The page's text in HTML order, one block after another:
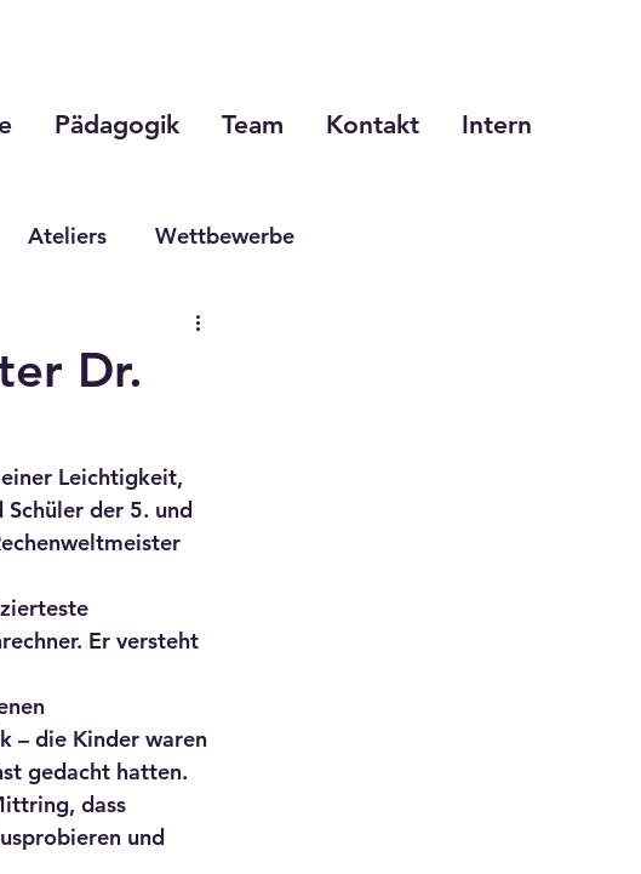
Pädagogik Team Kontakt Intern
Ateliers Wettbewerbe
Dr.
Leichtigkeit,
Schüler der 5. und
Er versteht
– die Kinder waren
gedacht hatten.
dass
und